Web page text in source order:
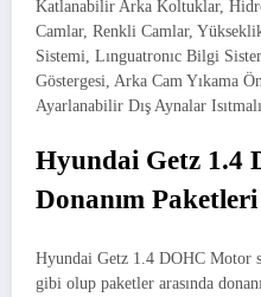
Katlanabilir Arka Koltuklar,
Camlar, Renkli Camlar,
Sistemi, Lınguatronıc Bilgi
Göstergesi, Arka Cam Yıkama
Ayarlanabilir Dış Aynalar
Hyundai Getz 1.4
Donanım Paketleri
Hyundai Getz 1.4 DOHC Motor
gibi olup paketler arasında